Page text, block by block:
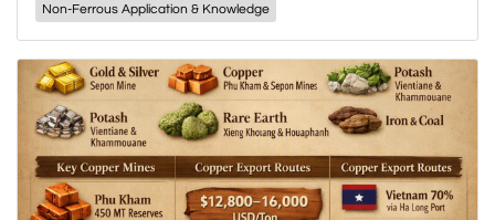
Non-Ferrous Application & Knowledge